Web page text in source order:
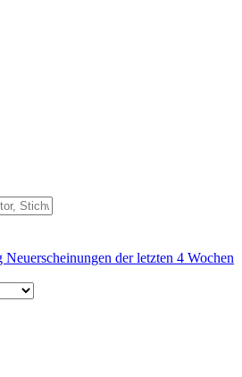
Neuerscheinungen der letzten 4 Wochen